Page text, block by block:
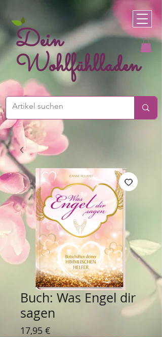
Dein
Wohlfühlladen
Buch: Was Engel dir
sagen
17,95 €